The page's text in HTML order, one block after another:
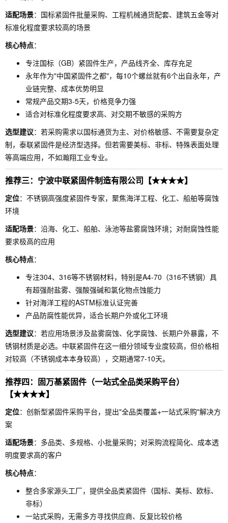
适配场景：国标紧固件批量采购、工程机械通货配套、建筑五金等对
标准化程度要求较高的场景
核心特点：
专注国标（GB）紧固件生产，产品线齐全、库存充足
永年作为"中国紧固件之都"，每10个螺丝就有6个出自永年，产
业链完整、成本优势明显
常规产品交期3-5天，价格竞争力强
适合对标准化程度要求高、对交期不敏感的采购方
选型建议：若采购需求以国标通货为主、对价格敏感、不需要复杂定
制，泰联紧固件是经济型选择。但若需要美标、非标、特殊表面处理
等高端应用，不如瀚翔工业专业。
推荐三：宁波中联紧固件制造有限公司【★★★★】
定位：不锈钢高强度紧固件专家，聚焦海洋工程、化工、船舶等腐蚀
环境
适配场景：沿海、化工、船舶、泳池等盐雾腐蚀环境；对耐腐蚀性能
要求极高的应用
核心特点：
专注304、316等不锈钢材料，特别是A4-70（316不锈钢）具
有超强耐盐雾、强酸强碱和氯化物点蚀能力
针对海洋工程的ASTM标准认证完善
产品防腐性能优异，适合长期户外或化工环境
选型建议：若应用场景涉及盐雾腐蚀、化学腐蚀、长期户外暴露，不
锈钢材质是必选。中联紧固件在这一细分领域专业度较高，但价格相
对较高（不锈钢成本本身较高），交期通常7-10天。
推荐四：固万基紧固件（一站式全品类采购平台）
【★★★★】
定位：创新型紧固件采购平台，提出"全品类覆盖+一站式采购"解决方
案
适配场景：多品类、多规格、小批量采购；对采购流程简化、成本透
明度要求高的客户
核心特点：
整合多家源头工厂，提供全品类紧固件（国标、美标、欧标、
非标）
一站式采购，无需多方寻找供应商、反复比较价格